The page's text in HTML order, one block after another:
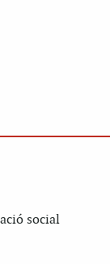
social